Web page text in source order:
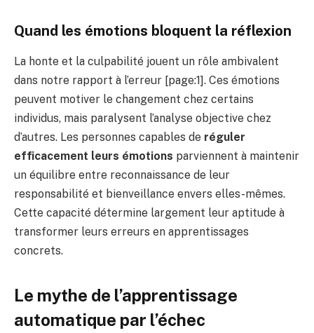
Quand les émotions bloquent la réflexion
La honte et la culpabilité jouent un rôle ambivalent
dans notre rapport à l’erreur [page:1]. Ces émotions
peuvent motiver le changement chez certains
individus, mais paralysent l’analyse objective chez
d’autres. Les personnes capables de réguler
efficacement leurs émotions parviennent à maintenir
un équilibre entre reconnaissance de leur
responsabilité et bienveillance envers elles-mêmes.
Cette capacité détermine largement leur aptitude à
transformer leurs erreurs en apprentissages
concrets.
Le mythe de l’apprentissage
automatique par l’échec